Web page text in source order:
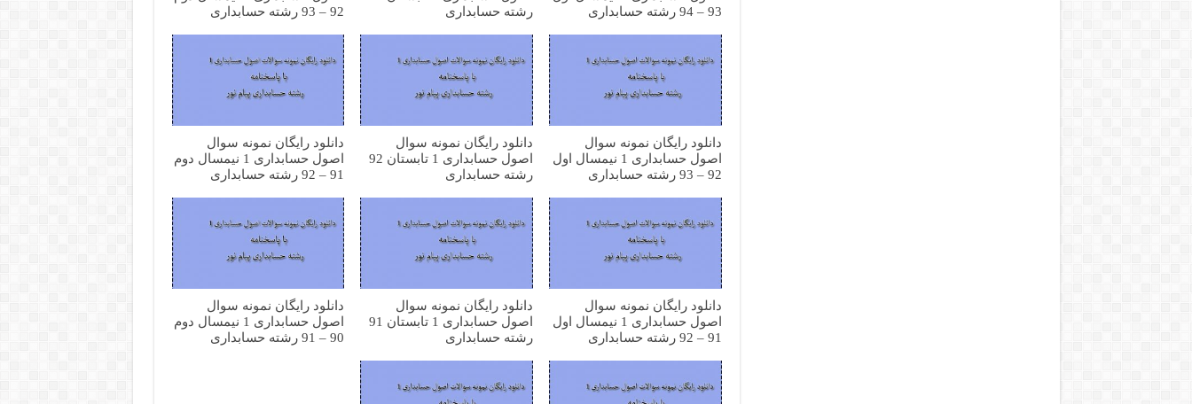
93 – 94 رشته حسابداری
رشته حسابداری
92 – 93 رشته حسابداری
دانلود رایگان نمونه سوال
اصول حسابداری 1 نیمسال اول
92 – 93 رشته حسابداری
دانلود رایگان نمونه سوال
اصول حسابداری 1 تابستان 92
رشته حسابداری
دانلود رایگان نمونه سوال
اصول حسابداری 1 نیمسال دوم
91 – 92 رشته حسابداری
دانلود رایگان نمونه سوال
اصول حسابداری 1 نیمسال اول
91 – 92 رشته حسابداری
دانلود رایگان نمونه سوال
اصول حسابداری 1 تابستان 91
رشته حسابداری
دانلود رایگان نمونه سوال
اصول حسابداری 1 نیمسال دوم
90 – 91 رشته حسابداری